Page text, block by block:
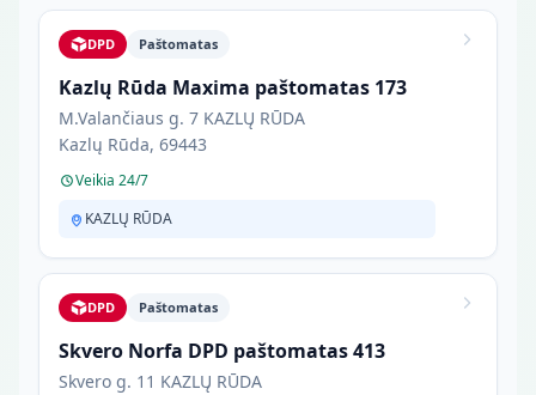
DPD Paštomatas
Kazlų Rūda Maxima paštomatas 173
M.Valančiaus g. 7 KAZLŲ RŪDA
Kazlų Rūda, 69443
Veikia 24/7
KAZLŲ RŪDA
DPD Paštomatas
Skvero Norfa DPD paštomatas 413
Skvero g. 11 KAZLŲ RŪDA